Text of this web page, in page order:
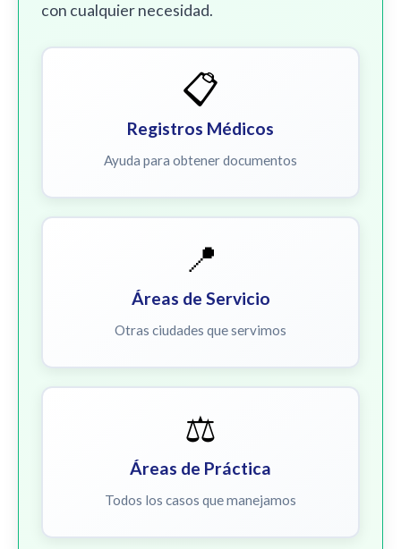
con cualquier necesidad.
📋
Registros Médicos
Ayuda para obtener documentos
📍
Áreas de Servicio
Otras ciudades que servimos
⚖️
Áreas de Práctica
Todos los casos que manejamos